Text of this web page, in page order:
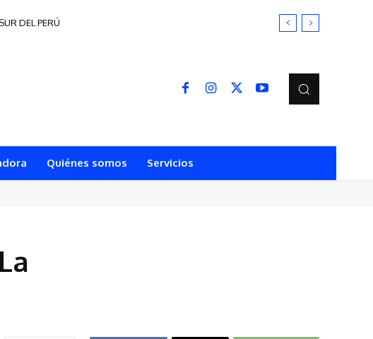
DEL PERÚ
Quiénes somos Servicios